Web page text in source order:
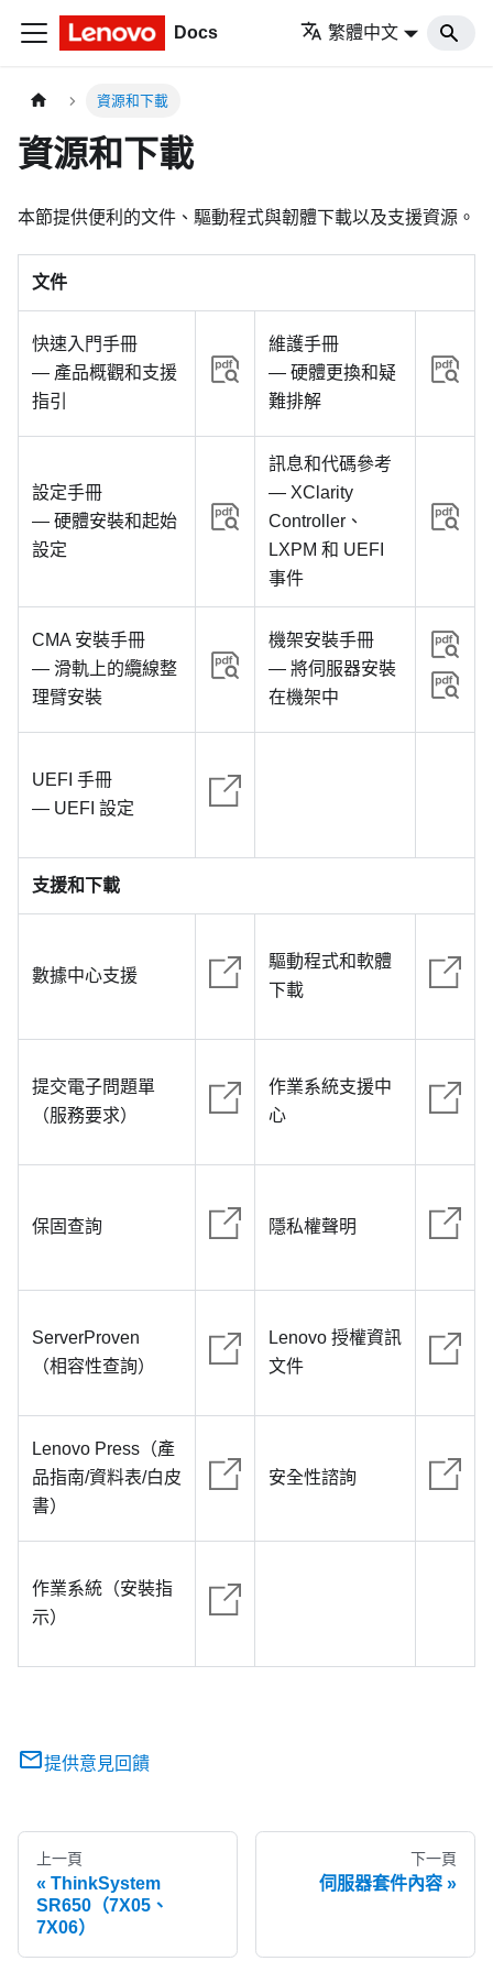
Docs 繁體中文
資源和下載
資源和下載
本節提供便利的文件、驅動程式與韌體下載以及支援資源。
文件
快速入門手冊
— 產品概觀和支援
指引
維護手冊
— 硬體更換和疑
難排解
設定手冊
— 硬體安裝和起始
設定
訊息和代碼參考
— XClarity
Controller、
LXPM 和 UEFI
事件
CMA 安裝手冊
— 滑軌上的纜線整
理臂安裝
機架安裝手冊
— 將伺服器安裝
在機架中
UEFI 手冊
— UEFI 設定
支援和下載
數據中心支援
驅動程式和軟體
下載
提交電子問題單
（服務要求）
作業系統支援中
心
保固查詢 隱私權聲明
ServerProven
（相容性查詢）
Lenovo 授權資訊
文件
Lenovo Press（產
品指南/資料表/白皮
書）
安全性諮詢
作業系統（安裝指
示）
提供意見回饋
上一頁
ThinkSystem
SR650（7X05、
7X06）
下一頁
伺服器套件內容